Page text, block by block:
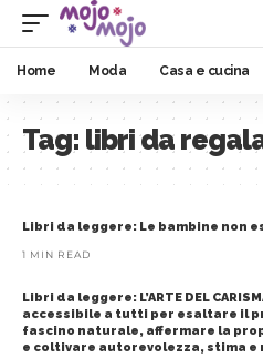
Home Moda Casa e cucina
Tag: libri da
Libri da leggere: Le bambine non
1 MIN READ
Libri da leggere: L’ARTE DEL
accessibile a tutti per esaltare il
fascino naturale, affermare la
e coltivare autorevolezza, stima